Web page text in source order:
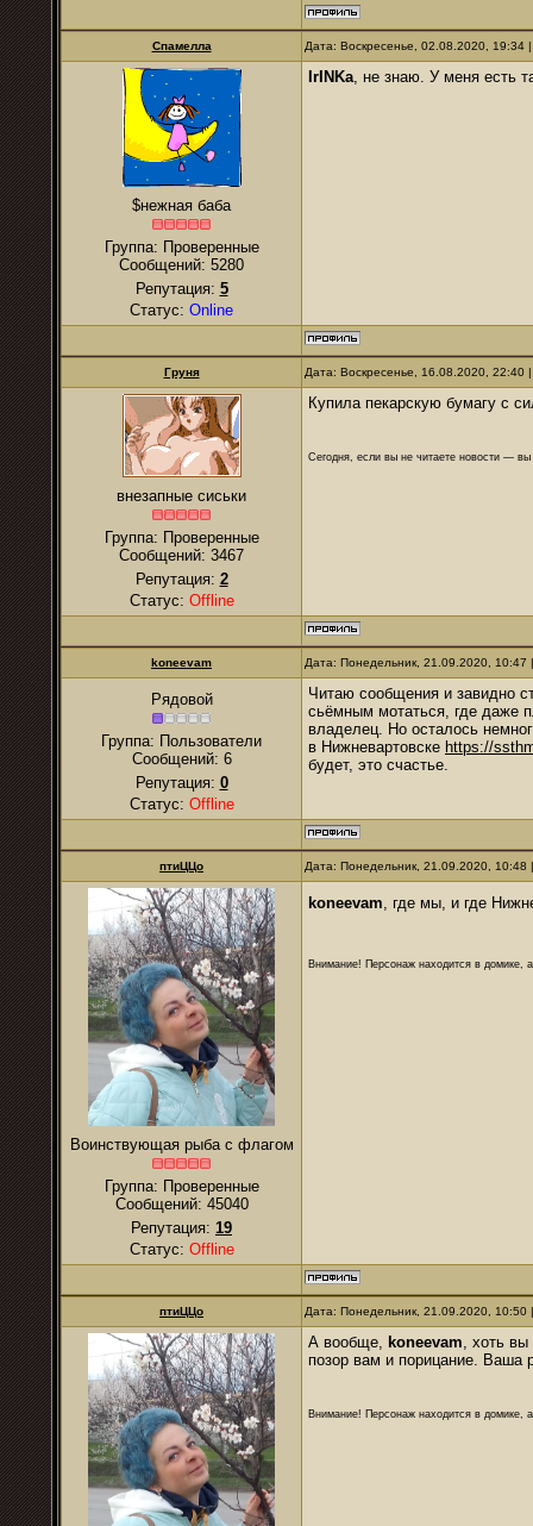
Спамелла Дата: Воскресенье, 02.08.2020,
$нежная баба
Группа: Проверенные
Сообщений: 5280
Репутация: 5
Статус: Online
IrINKa, не знаю. У меня есть
Груня Дата: Воскресенье, 16.08.2020,
внезапные сиськи
Группа: Проверенные
Сообщений: 3467
Репутация: 2
Статус: Offline
Купила пекарскую бумагу с
Сегодня, если вы не читаете новости —
koneevam Дата: Понедельник, 21.09.2020,
Рядовой
Группа: Пользователи
Сообщений: 6
Репутация: 0
Статус: Offline
Читаю сообщения и завидно
сьёмным мотаться, где даже
владелец. Но осталось
в Нижневартовске https://
будет, это счастье.
птиЦЦо Дата: Понедельник, 21.09.2020,
Воинствующая рыба с флагом
Группа: Проверенные
Сообщений: 45040
Репутация: 19
Статус: Offline
koneevam , где мы, и где
Внимание! Персонаж находится в домике,
птиЦЦо Дата: Понедельник, 21.09.2020,
А вообще, koneevam, хоть
позор вам и порицание. Ваша
Внимание! Персонаж находится в домике,